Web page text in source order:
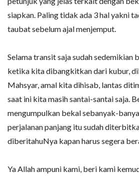
siapkan. Paling tidak ada 3 hal yakni
taubat sebelum ajal menjemput.
Selama transit saja sudah sedemikian
ketika kita dibangkitkan dari kubur,
Mahsyar, amal kita dihisab, lantas
saat ini kita masih santai-santai saja.
mengumpulkan bekal sebanyak-
perjalanan panjang itu sudah
diberitahuNya kapan harus segera
Ya Allah ampuni kami, beri kami